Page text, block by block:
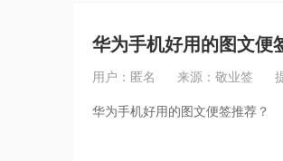
华为手机好用的图文便
用户：匿名 来源：敬业签
华为手机好用的图文便签推荐？